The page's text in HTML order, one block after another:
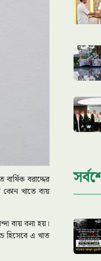
বরাদ্দের
কোন খাতে ব্যয়
ব্যয় বলা হয়।
হিসেবে এ খাত